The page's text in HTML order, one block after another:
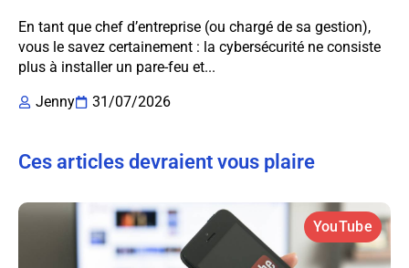
En tant que chef d’entreprise (ou chargé de sa gestion),
vous le savez certainement : la cybersécurité ne consiste
plus à installer un pare-feu et...
Jenny
31/07/2026
Ces articles devraient vous plaire
YouTube